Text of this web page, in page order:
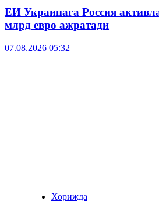
ЕИ Украинага Россия
млрд евро ажратади
07.08.2026 05:32
Хорижда